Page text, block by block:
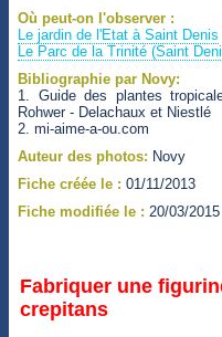
Où peut-on l'observer :
Le jardin de l'Etat à Saint Denis
Le Parc de la Trinité (Saint
Bibliographie par Novy:
1. Guide des plantes
Rohwer - Delachaux et Niestlé
2. mi-aime-a-ou.com
Auteur des photos: Novy
Fiche créée le : 01/11/2013
Fiche modifiée le : 20/03/2015
Fabriquer une
crepitans